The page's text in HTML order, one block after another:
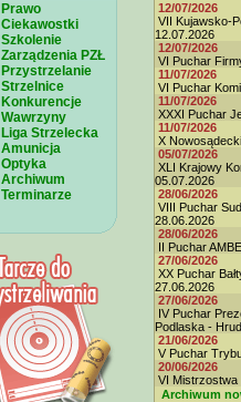
Prawo
Ciekawostki
Szkolenie
Zarządzenia PZŁ
Przystrzelanie
Strzelnice
Konkurencje
Wawrzyny
Liga Strzelecka
Amunicja
Optyka
Archiwum
Terminarze
12/07/2026
VII Kujawsko-
12.07.2026
12/07/2026
VI Puchar
11/07/2026
VI Puchar
11/07/2026
XXXI Puchar
11/07/2026
X
05/07/2026
XLI Krajowy
05.07.2026
28/06/2026
VIII Puchar
28.06.2026
28/06/2026
II Puchar
27/06/2026
XX Puchar
27.06.2026
27/06/2026
IV Puchar
Podlaska -
21/06/2026
V Puchar
20/06/2026
VI Mistrzostwa
Archiwum